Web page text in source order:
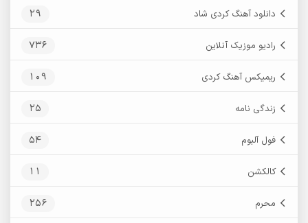
دانلود آهنگ کردی شاد 29
رادیو موزیک آنلاین 736
ریمیکس آهنگ کردی 109
زندگی نامه 25
فول آلبوم 54
کالکشن 11
محرم 256